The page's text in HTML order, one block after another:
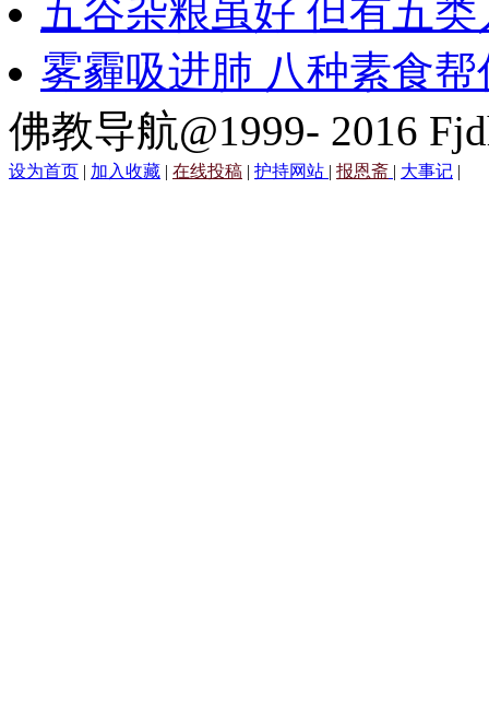
五谷杂粮虽好 但有五
雾霾吸进肺 八种素食帮
佛教导航@1999- 2016
设为首页 | 加入收藏 | 在线投稿 | 护持网站 | 报恩斋 | 大事记 |